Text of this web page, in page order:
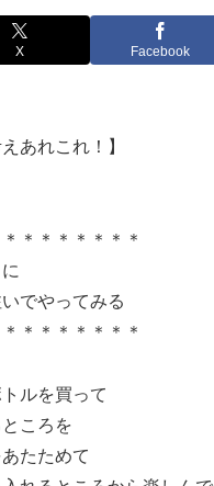
ヨガのこころ～
X Facebook
あれこれ！】
＊＊＊＊＊＊＊
でやってみる
＊＊＊＊＊＊＊
ルを買って
ころを
たためて